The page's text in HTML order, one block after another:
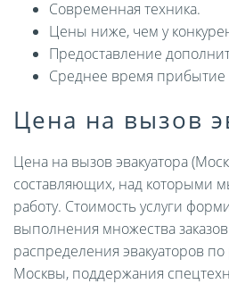
Современная техника.
Цены ниже, чем у
Предоставление
Среднее время прибытие
Цена на вызов
Цена на вызов эвакуатора
составляющих, над которыми
работу. Стоимость услуги
выполнения множества
распределения эвакуаторов
Москвы, поддержания